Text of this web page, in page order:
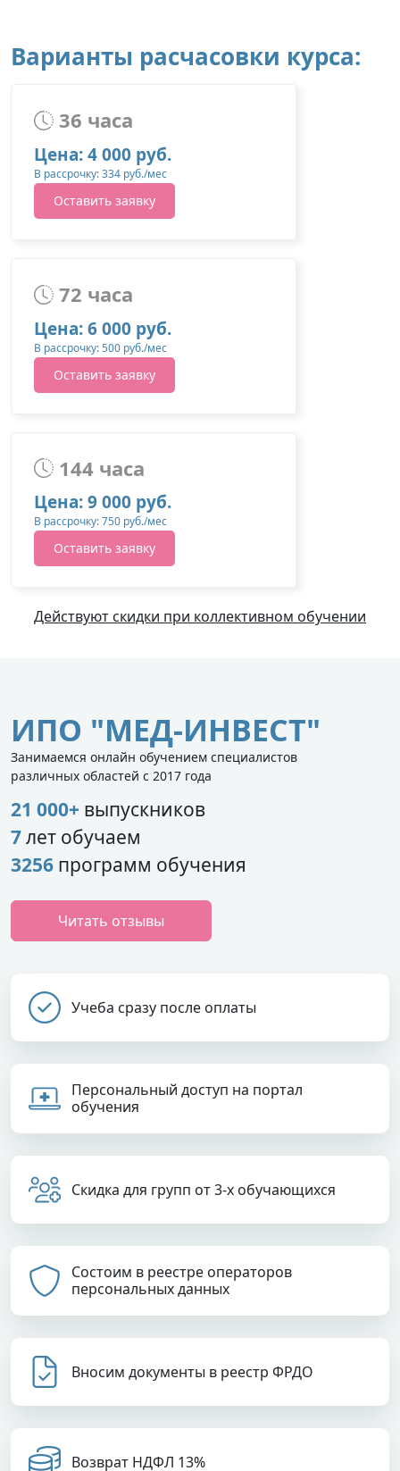
Варианты расчасовки курса:
36 часа
Цена: 4 000 руб.
В рассрочку: 334 руб./мес
Оставить заявку
72 часа
Цена: 6 000 руб.
В рассрочку: 500 руб./мес
Оставить заявку
144 часа
Цена: 9 000 руб.
В рассрочку: 750 руб./мес
Оставить заявку
Действуют скидки при коллективном обучении
ИПО "МЕД-ИНВЕСТ"
Занимаемся онлайн обучением специалистов
различных областей с 2017 года
21 000+ выпускников
7лет обучаем
3256 программ обучения
Читать отзывы
Учеба сразу после оплаты
Персональный доступ на портал
обучения
Скидка для групп от 3-х обучающихся
Состоим в реестре операторов
персональных данных
Вносим документы в реестр ФРДО
Возврат НДФЛ 13%